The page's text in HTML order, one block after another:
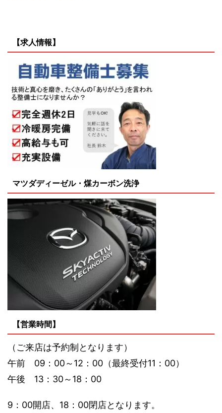
【求人情報】
マツダディーゼル・煤カーボン洗浄
【営業時間】
（ご来店は予約制となります）
午前 09：00～12：00（最終受付11：00）
午後 13：30～18：00
9：00開店、18：00閉店となります。